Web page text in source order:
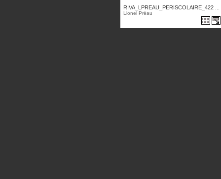
RIVA_LPREAU_PERISCOLAIRE_422 ...
Lionel Préau